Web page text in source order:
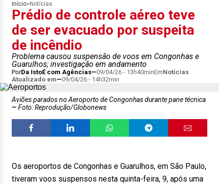
Início> Notícias
Prédio de controle aéreo teve
de ser evacuado por suspeita
de incêndio
Problema causou suspensão de voos em Congonhas e
Guarulhos; investigação em andamento
PorDa IstoÉ com Agências 09/04/26 - 13h40minEmNotícias
Atualizado em
09/04/26 - 14h32min
Aviões parados no Aeroporto de Congonhas durante pane técnica
Foto: Reprodução/Globonews
Os aeroportos de Congonhas e Guarulhos, em São Paulo,
tiveram voos suspensos nesta quinta-feira, 9, após uma